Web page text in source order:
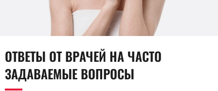
ОТВЕТЫ ОТ ВРАЧЕЙ НА ЧАСТО
ЗАДАВАЕМЫЕ ВОПРОСЫ